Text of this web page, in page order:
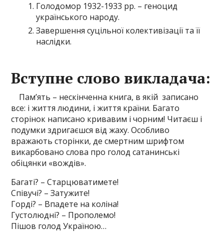
Голодомор 1932-1933 рр. – геноцид
українського народу.
Завершення суцільної колективізації та її
наслідки.
Вступне слово викладача:
Пам’ять – нескінченна книга, в якій записано
все: і життя людини, і життя країни. Багато
сторінок написано кривавим і чорним! Читаєш і
подумки здригаєшся від жаху. Особливо
вражають сторінки, де смертним шрифтом
викарбовано слова про голод сатанинські
обіцянки «вождів».
Багаті? – Старцюватимете!
Співучі? – Затужите!
Горді? – Впадете на коліна!
Густолюдні? – Прополемо!
Пішов голод Україною…